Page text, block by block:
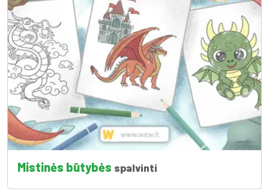
Mistinės būtybės spalvinti